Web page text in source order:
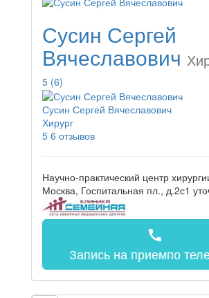
Сусин Сергей
Вячеславович
5 (6)
Сусин Сергей Вячеславович
Хирург
5 6 отзывов
Научно-практический центр
Москва, Госпитальная пл., д.2с1
call
Запись на приемпо